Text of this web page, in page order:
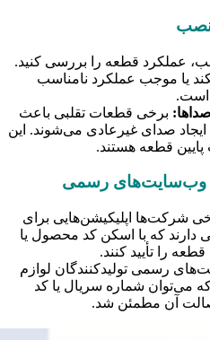
عملکرد قطعه را بررسی کنید.
یا موجب عملکرد نامناسب
است.
برخی قطعات تقلبی باعث
صدای غیرعادی می‌شوند. این
پایین قطعه هستند.
شرکت‌ها اپلیکیشن‌هایی برای
که با اسکن کد محصول یا
را تأیید کنند.
رسمی تولیدکنندگان لوازم
می‌توان شماره سریال یا کد
آن مطمئن شد.